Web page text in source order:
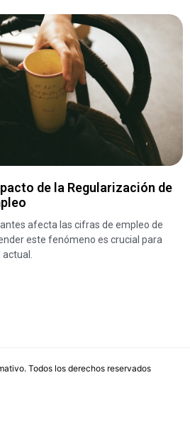
de la Regularización de
afecta las cifras de empleo de
este fenómeno es crucial para
. Todos los derechos reservados